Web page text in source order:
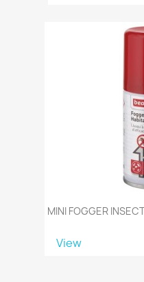
MINI FOGGER
View